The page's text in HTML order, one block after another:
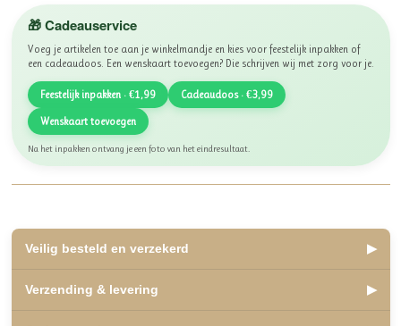
🎁 Cadeauservice
Voeg je artikelen toe aan je winkelmandje en kies voor feestelijk inpakken of
een cadeaudoos. Een wenskaart toevoegen? Die schrijven wij met zorg voor je.
Feestelijk inpakken · €1,99 Cadeaudoos · €3,99
Wenskaart toevoegen
Na het inpakken ontvang je een foto van het eindresultaat.
Veilig besteld en verzekerd ▶
✅ Veilig betalen met iDEAL, Bancontact en Klarna
Verzending & levering ▶